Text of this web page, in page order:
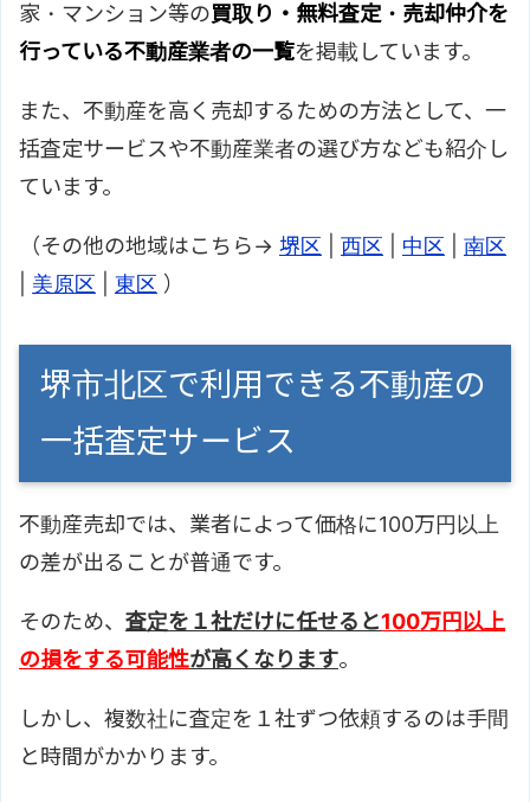
家・マンション等の買取り・無料査定・売却仲介を
行っている不動産業者の一覧を掲載しています。
また、不動産を高く売却するための方法として、一
括査定サービスや不動産業者の選び方なども紹介し
ています。
（その他の地域はこちら→ 堺区 西区 中区
南区
美原区 東区 ）
堺市北区で利用できる不動産の
一括査定サービス
不動産売却では、業者によって価格に100万円以上
の差が出ることが普通です。
そのため、 査定を１社だけに任せると100万円以上
の損をする可能性が高くなります。
しかし、複数社に査定を１社ずつ依頼するのは手間
と時間がかかります。